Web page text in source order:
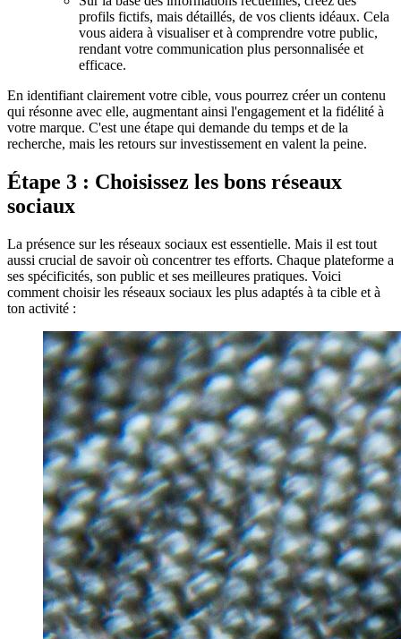
profils fictifs, mais détaillés, de vos clients idéaux. Cela
vous aidera à visualiser et à comprendre votre public,
rendant votre communication plus personnalisée et
efficace.
En identifiant clairement votre cible, vous pourrez créer un contenu
qui résonne avec elle, augmentant ainsi l'engagement et la fidélité à
votre marque. C'est une étape qui demande du temps et de la
recherche, mais les retours sur investissement en valent la peine.
Étape 3 : Choisissez les bons réseaux
sociaux
La présence sur les réseaux sociaux est essentielle. Mais il est tout
aussi crucial de savoir où concentrer tes efforts. Chaque plateforme a
ses spécificités, son public et ses meilleures pratiques. Voici
comment choisir les réseaux sociaux les plus adaptés à ta cible et à
ton activité :